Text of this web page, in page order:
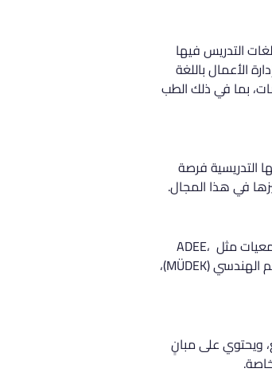
التدريس فيها
إدارة الأعمال باللغة
بما في ذلك الطب
التدريسية فرصة
في هذا المجال.
تحصل الجامعة على اعترافات واسعة من قبل العديد من الهيئات المحلية والدولية. تشمل هذه الاعتمادات الاعتماد الأكاديمي لجمعيات مثل ADEE،
FEDEK، وADA، مما يعكس جودة التعليم المقدم فيها. كما تمتلك كليتها للهندسة اعتمادًا من جمعية تقييم واعتماد برامج التعليم الهندسي (MÜDEK)،
يمتد حرم الجامعة على مساحة تصل إلى 125 ألف متر مربع، ويحتوي على مبانٍ